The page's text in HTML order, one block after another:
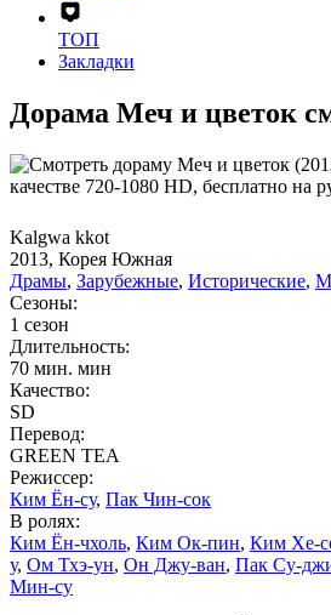
ТОП
Закладки
Дорама Меч и цветок
Kalgwa kkot
2013, Корея Южная
Драмы, Зарубежные, Исторические,
Сезоны:
1 сезон
Длительность:
70 мин. мин
Качество:
SD
Перевод:
GREEN TEA
Режиссер:
Ким Ён-су, Пак Чин-сок
В ролях:
Ким Ён-чхоль, Ким Ок-пин, Ким Хе-
у, Ом Тхэ-ун, Он Джу-ван, Пак Су-
Мин-су